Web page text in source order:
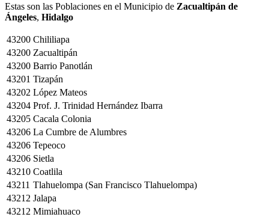
Estas son las Poblaciones en el Municipio de Zacualtipán de
Ángeles, Hidalgo
43200 Chililiapa
43200 Zacualtipán
43200 Barrio Panotlán
43201 Tizapán
43202 López Mateos
43204 Prof. J. Trinidad Hernández Ibarra
43205 Cacala Colonia
43206 La Cumbre de Alumbres
43206 Tepeoco
43206 Sietla
43210 Coatlila
43211 Tlahuelompa (San Francisco Tlahuelompa)
43212 Jalapa
43212 Mimiahuaco